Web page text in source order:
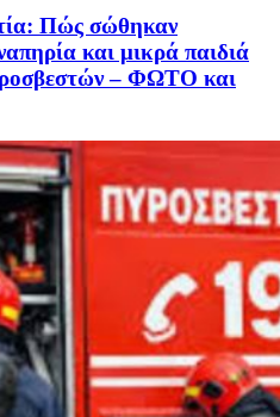
Πώς σώθηκαν
και μικρά παιδιά
– ΦΩΤΟ και